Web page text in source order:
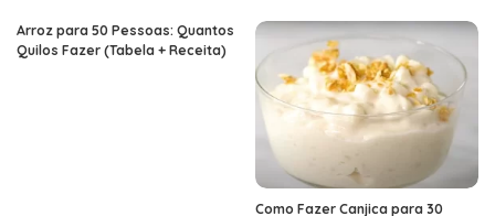
Arroz para 50 Pessoas: Quantos
Quilos Fazer (Tabela + Receita)
Como Fazer Canjica para 30